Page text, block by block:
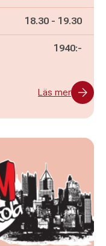
Pågår mellan
18.30 - och
19.30
1940:-
Läs mer